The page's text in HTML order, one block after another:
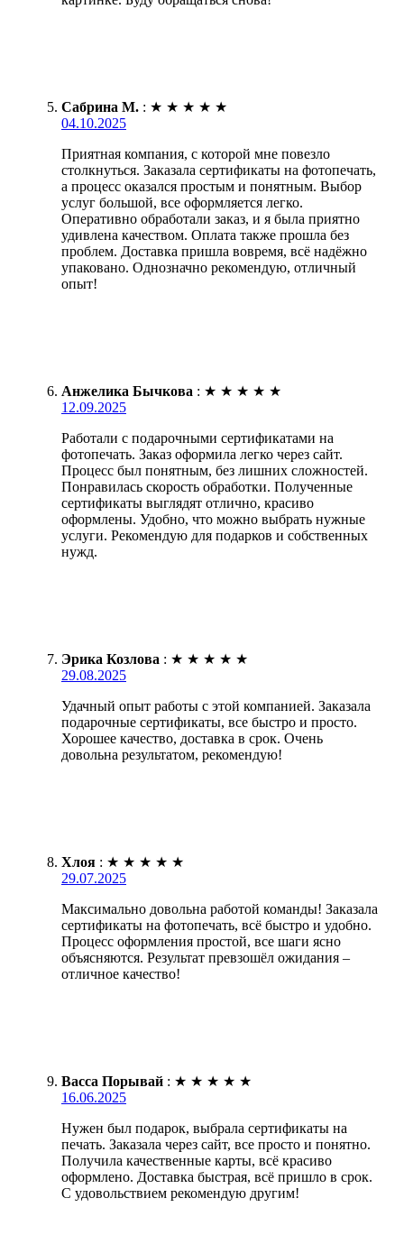
Сабрина М. : ★ ★ ★ ★ ★
04.10.2025
Приятная компания, с которой мне повезло
столкнуться. Заказала сертификаты на фотопечать,
а процесс оказался простым и понятным. Выбор
услуг большой, все оформляется легко.
Оперативно обработали заказ, и я была приятно
удивлена качеством. Оплата также прошла без
проблем. Доставка пришла вовремя, всё надёжно
упаковано. Однозначно рекомендую, отличный
опыт!
Анжелика Бычкова : ★ ★ ★ ★ ★
12.09.2025
Работали с подарочными сертификатами на
фотопечать. Заказ оформила легко через сайт.
Процесс был понятным, без лишних сложностей.
Понравилась скорость обработки. Полученные
сертификаты выглядят отлично, красиво
оформлены. Удобно, что можно выбрать нужные
услуги. Рекомендую для подарков и собственных
нужд.
Эрика Козлова : ★ ★ ★ ★ ★
29.08.2025
Удачный опыт работы с этой компанией. Заказала
подарочные сертификаты, все быстро и просто.
Хорошее качество, доставка в срок. Очень
довольна результатом, рекомендую!
Хлоя : ★ ★ ★ ★ ★
29.07.2025
Максимально довольна работой команды! Заказала
сертификаты на фотопечать, всё быстро и удобно.
Процесс оформления простой, все шаги ясно
объясняются. Результат превзошёл ожидания –
отличное качество!
Васса Порывай : ★ ★ ★ ★ ★
16.06.2025
Нужен был подарок, выбрала сертификаты на
печать. Заказала через сайт, все просто и понятно.
Получила качественные карты, всё красиво
оформлено. Доставка быстрая, всё пришло в срок.
С удовольствием рекомендую другим!